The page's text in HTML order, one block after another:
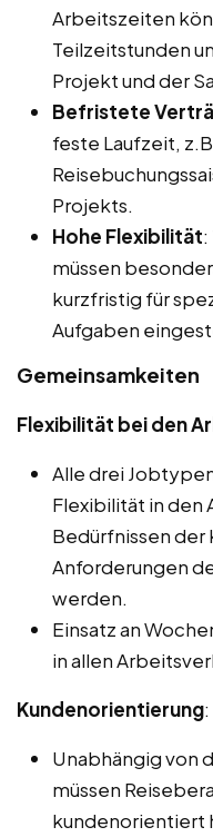
Arbeitszeiten
Teilzeitstunden
Projekt und der
Befristete
feste Laufzeit,
Projekts.
Hohe Flexibilität
müssen
kurzfristig für
Aufgaben
Gemeinsamkeiten
Flexibilität bei den
Alle drei
Flexibilität in den
Bedürfnissen der
Anforderungen
werden.
Einsatz an
in allen
Kundenorientierung:
Unabhängig von
müssen
kundenorientiert